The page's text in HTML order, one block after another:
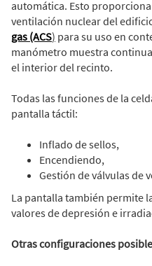
automática. Esto
ventilación nuclear del
gas (ACS) para su uso en
manómetro muestra
el interior del recinto.
Todas las funciones de la
pantalla táctil:
Inflado de sellos,
Encendiendo,
Gestión de válvulas de
La pantalla también permite
valores de depresión e
Otras configuraciones